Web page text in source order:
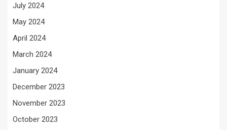
July 2024
May 2024
April 2024
March 2024
January 2024
December 2023
November 2023
October 2023